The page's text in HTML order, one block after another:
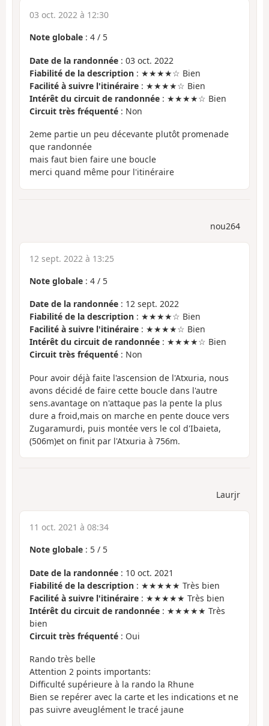
03 oct. 2022 à 12:30
Note globale : 4 / 5
Date de la randonnée : 03 oct. 2022
Fiabilité de la description : ★★★★☆ Bien
Facilité à suivre l'itinéraire : ★★★★☆ Bien
Intérêt du circuit de randonnée : ★★★★☆ Bien
Circuit très fréquenté : Non
2eme partie un peu décevante plutôt promenade
que randonnée
mais faut bien faire une boucle
merci quand même pour l'itinéraire
nou264
12 sept. 2022 à 13:25
Note globale : 4 / 5
Date de la randonnée : 12 sept. 2022
Fiabilité de la description : ★★★★☆ Bien
Facilité à suivre l'itinéraire : ★★★★☆ Bien
Intérêt du circuit de randonnée : ★★★★☆ Bien
Circuit très fréquenté : Non
Pour avoir déjà faite l'ascension de l'Atxuria, nous
avons décidé de faire cette boucle dans l'autre
sens.avantage on n'attaque pas la pente la plus
dure a froid,mais on marche en pente douce vers
Zugaramurdi, puis montée vers le col d'Ibaieta,
(506m)et on finit par l'Atxuria à 756m.
Laurjr
11 oct. 2021 à 08:34
Note globale : 5 / 5
Date de la randonnée : 10 oct. 2021
Fiabilité de la description : ★★★★★ Très bien
Facilité à suivre l'itinéraire : ★★★★★ Très bien
Intérêt du circuit de randonnée : ★★★★★ Très
bien
Circuit très fréquenté : Oui
Rando très belle
Attention 2 points importants:
Difficulté supérieure à la rando la Rhune
Bien se repérer avec la carte et les indications et ne
pas suivre aveuglément le tracé jaune